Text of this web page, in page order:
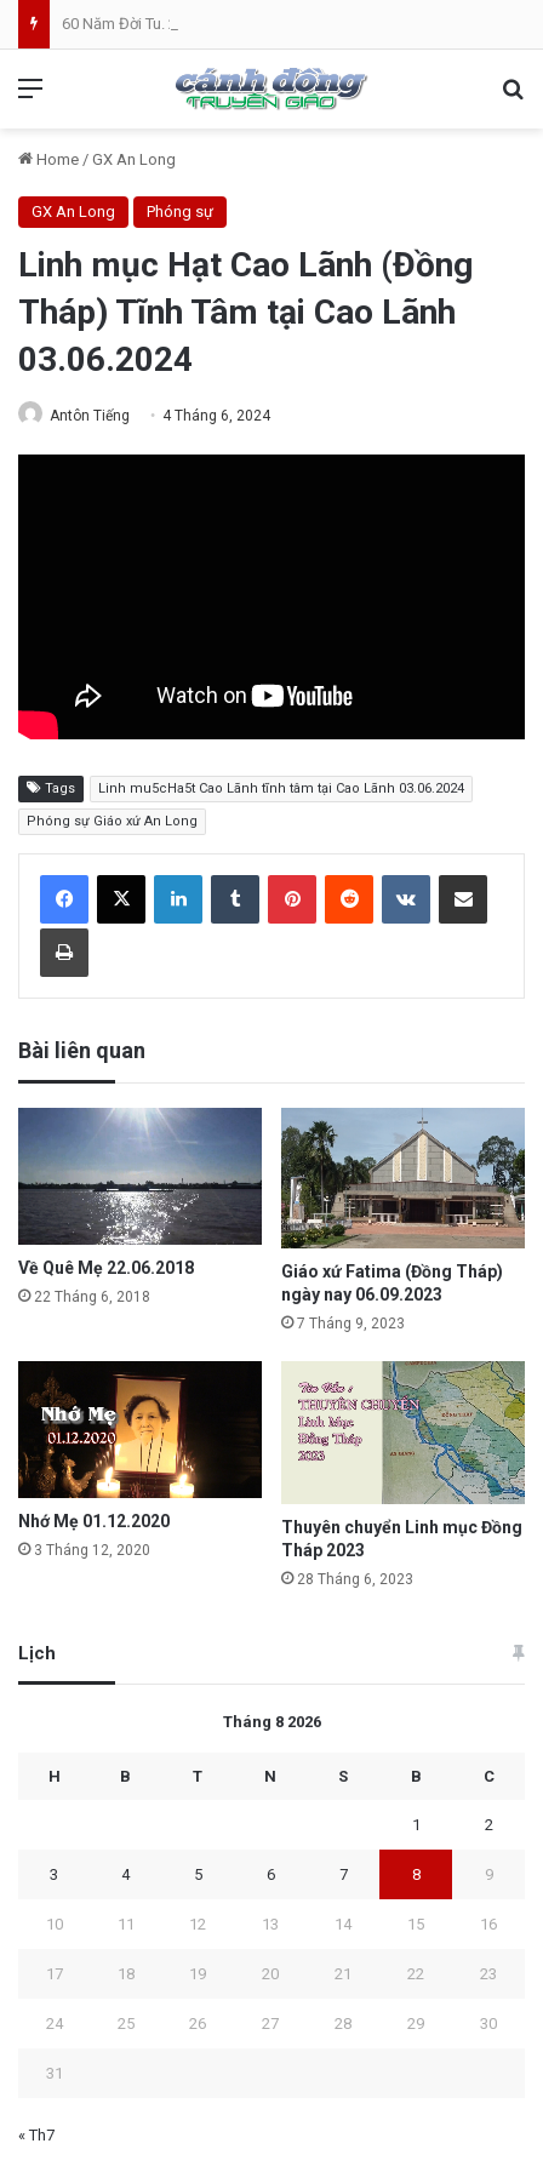
Home / GX An Long
GX An Long Phóng sự
Linh mục Hạt Cao Lãnh (Đồng
Tháp) Tĩnh Tâm tại Cao Lãnh
03.06.2024
Antôn Tiếng 4 Tháng 6, 2024
Tags Linh mu5cHa5t Cao Lãnh tĩnh tâm tại Cao Lãnh 03.06.2024
Phóng sự Giáo xứ An Long
Bài liên quan
Về Quê Mẹ 22.06.2018
22 Tháng 6, 2018
Giáo xứ Fatima (Đồng Tháp)
ngày nay 06.09.2023
7 Tháng 9, 2023
Nhớ Mẹ 01.12.2020
3 Tháng 12, 2020
Thuyên chuyển Linh mục Đồng
Tháp 2023
28 Tháng 6, 2023
Lịch
Tháng 8 2026
H B T N S B C
1 2
3 4 5 6 7 8 9
10 11 12 13 14 15 16
17 18 19 20 21 22 23
24 25 26 27 28 29 30
31
« Th7